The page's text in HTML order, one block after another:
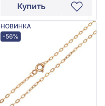
Купить
НОВИНКА
-56%